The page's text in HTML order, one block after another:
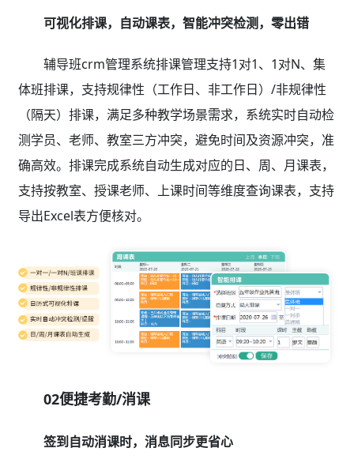
可视化排课，自动课表，智能冲突检测，零出错
辅导班crm管理系统排课管理支持1对1、1对N、集
体班排课，支持规律性（工作日、非工作日）/非规律性
（隔天）排课，满足多种教学场景需求，系统实时自动检
测学员、老师、教室三方冲突，避免时间及资源冲突，准
确高效。排课完成系统自动生成对应的日、周、月课表，
支持按教室、授课老师、上课时间等维度查询课表，支持
导出Excel表方便核对。
02便捷考勤/消课
签到自动消课时，消息同步更省心